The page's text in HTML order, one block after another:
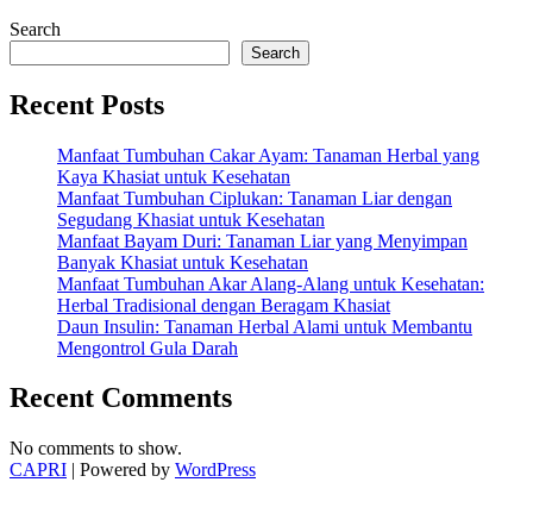
dan
Search
Search
Recent Posts
Manfaat Tumbuhan Cakar Ayam: Tanaman Herbal yang
Kaya Khasiat untuk Kesehatan
Manfaat Tumbuhan Ciplukan: Tanaman Liar dengan
Segudang Khasiat untuk Kesehatan
Manfaat Bayam Duri: Tanaman Liar yang Menyimpan
Banyak Khasiat untuk Kesehatan
Manfaat Tumbuhan Akar Alang-Alang untuk Kesehatan:
Herbal Tradisional dengan Beragam Khasiat
Daun Insulin: Tanaman Herbal Alami untuk Membantu
Mengontrol Gula Darah
Recent Comments
No comments to show.
CAPRI | Powered by WordPress